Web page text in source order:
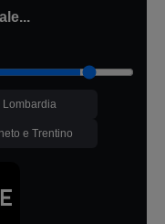
Lombardia
e Trentino